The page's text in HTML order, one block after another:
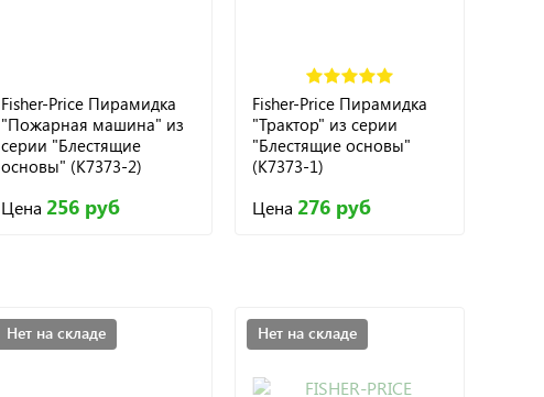
Fisher-Price Пирамидка
"Пожарная машина" из
серии "Блестящие
основы" (K7373-2)
Цена 256 руб
Fisher-Price Пирамидка
"Трактор" из серии
"Блестящие основы"
(K7373-1)
Цена 276 руб
Нет на складе Нет на складе